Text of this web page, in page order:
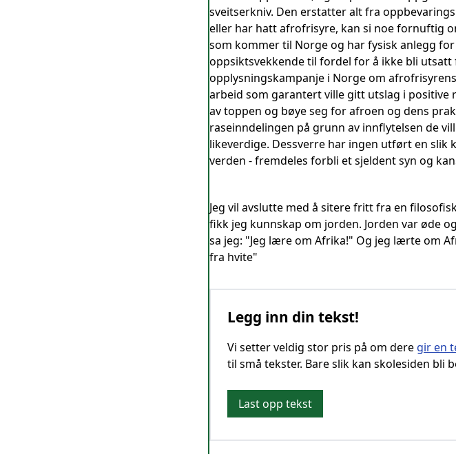
sveitserkniv. Den erstatter alt fra
eller har hatt afrofrisyre, kan si noe fornuftig
som kommer til Norge og har fysisk anlegg
oppsiktsvekkende til fordel for å ikke bli
opplysningskampanje i Norge om
arbeid som garantert ville gitt utslag i positive
av toppen og bøye seg for afroen og dens
raseinndelingen på grunn av innflytelsen de
likeverdige. Dessverre har ingen utført en
verden - fremdeles forbli et sjeldent syn og
Jeg vil avslutte med å sitere fritt fra en
fikk jeg kunnskap om jorden. Jorden var øde
sa jeg: "Jeg lære om Afrika!" Og jeg lærte om
fra hvite"
Legg inn din tekst!
Vi setter veldig stor pris på om dere gir en
til små tekster. Bare slik kan skolesiden bli
Last opp tekst